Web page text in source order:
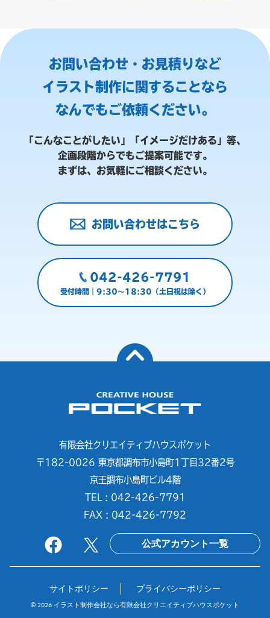
お問い合わせ・お見積りなど
イラスト制作に関することなら
なんでもご依頼ください。
「こんなことがしたい」「イメージだけある」等、
企画段階からでもご提案可能です。
まずは、お気軽にご相談ください。
お問い合わせはこちら
042-426-7791
受付時間｜9:30～18:30（土日祝は除く）
有限会社クリエイティブハウスポケット
〒182-0026 東京都調布市小島町1丁目32番2号
京王調布小島町ビル4階
TEL : 042-426-7791
FAX : 042-426-7792
公式アカウント一覧
サイトポリシー プライバシーポリシー
© 2026 イラスト制作会社なら有限会社クリエイティブハウスポケット